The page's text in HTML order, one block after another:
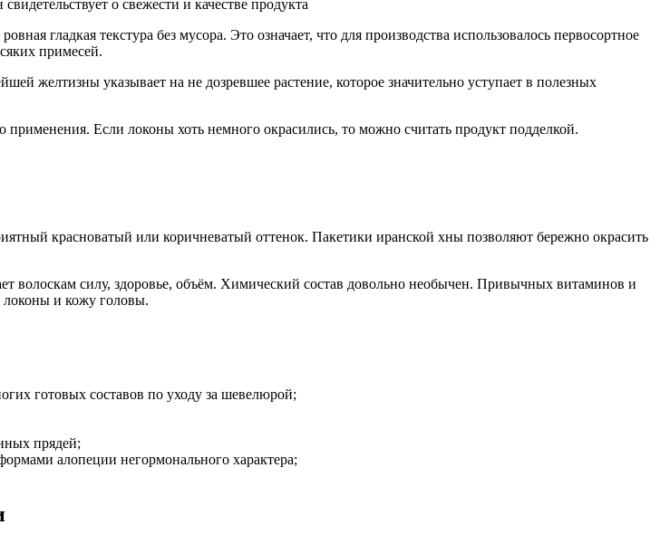
о свежести и качестве продукта
гладкая текстура без мусора. Это означает, что для производства использовалось первосортное
примесей.
желтизны указывает на не дозревшее растение, которое значительно уступает в полезных
применения. Если локоны хоть немного окрасились, то можно считать продукт подделкой.
красноватый или коричневатый оттенок. Пакетики иранской хны позволяют бережно окрасить
волоскам силу, здоровье, объём. Химический состав довольно необычен. Привычных витаминов и
локоны и кожу головы.
готовых составов по уходу за шевелюрой;
прядей;
алопеции негормонального характера;